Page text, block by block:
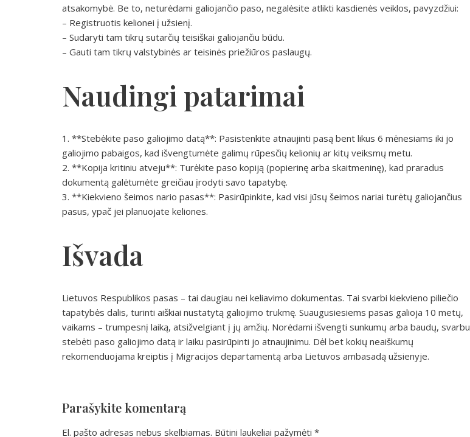
atsakomybė. Be to, neturėdami galiojančio paso, negalėsite atlikti kasdienės veiklos, pavyzdžiui:
– Registruotis kelionei į užsienį.
– Sudaryti tam tikrų sutarčių teisiškai galiojančiu būdu.
– Gauti tam tikrų valstybinės ar teisinės priežiūros paslaugų.
Naudingi patarimai
1. **Stebėkite paso galiojimo datą**: Pasistenkite atnaujinti pasą bent likus 6 mėnesiams iki jo
galiojimo pabaigos, kad išvengtumėte galimų rūpesčių kelionių ar kitų veiksmų metu.
2. **Kopija kritiniu atveju**: Turėkite paso kopiją (popierinę arba skaitmeninę), kad praradus
dokumentą galėtumėte greičiau įrodyti savo tapatybę.
3. **Kiekvieno šeimos nario pasas**: Pasirūpinkite, kad visi jūsų šeimos nariai turėtų galiojančius
pasus, ypač jei planuojate keliones.
Išvada
Lietuvos Respublikos pasas – tai daugiau nei keliavimo dokumentas. Tai svarbi kiekvieno piliečio
tapatybės dalis, turinti aiškiai nustatytą galiojimo trukmę. Suaugusiesiems pasas galioja 10 metų,
vaikams – trumpesnį laiką, atsižvelgiant į jų amžių. Norėdami išvengti sunkumų arba baudų, svarbu
stebėti paso galiojimo datą ir laiku pasirūpinti jo atnaujinimu. Dėl bet kokių neaiškumų
rekomenduojama kreiptis į Migracijos departamentą arba Lietuvos ambasadą užsienyje.
Parašykite komentarą
El. pašto adresas nebus skelbiamas. Būtini laukeliai pažymėti *